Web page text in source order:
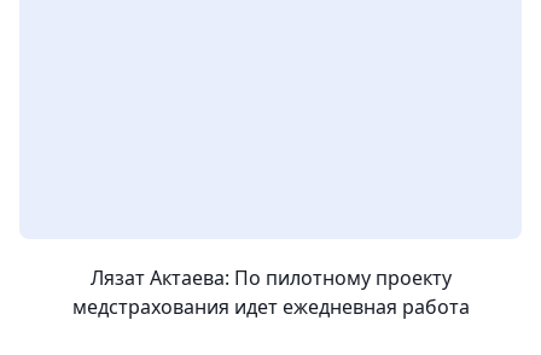
Лязат Актаева: По пилотному проекту
медстрахования идет ежедневная работа